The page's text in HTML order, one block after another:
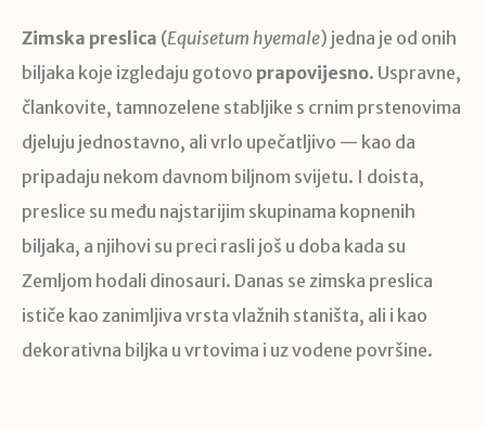
Zimska preslica (Equisetum hyemale) jedna je od onih
biljaka koje izgledaju gotovo prapovijesno. Uspravne,
člankovite, tamnozelene stabljike s crnim prstenovima
djeluju jednostavno, ali vrlo upečatljivo — kao da
pripadaju nekom davnom biljnom svijetu. I doista,
preslice su među najstarijim skupinama kopnenih
biljaka, a njihovi su preci rasli još u doba kada su
Zemljom hodali dinosauri. Danas se zimska preslica
ističe kao zanimljiva vrsta vlažnih staništa, ali i kao
dekorativna biljka u vrtovima i uz vodene površine.